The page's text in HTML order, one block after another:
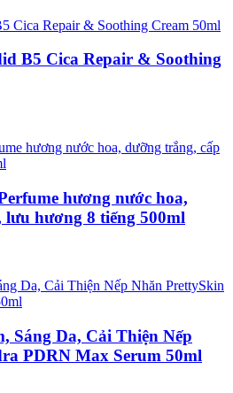
B5 Cica Repair & Soothing
hương nước hoa,
hương 8 tiếng 500ml
Sáng Da, Cải Thiện Nếp
PDRN Max Serum 50ml